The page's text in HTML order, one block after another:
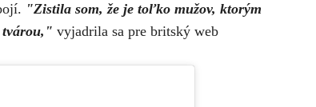
"Zistila som, že je toľko mužov, ktorým
tvárou," vyjadrila sa pre britský web